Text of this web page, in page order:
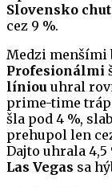
Slovensko
cez 9 %.
Medzi menšími
Profesionálmi
líniou uhral
prime-time
šla pod 4 %,
prehupol len
Dajto uhrala
Las Vegas sa